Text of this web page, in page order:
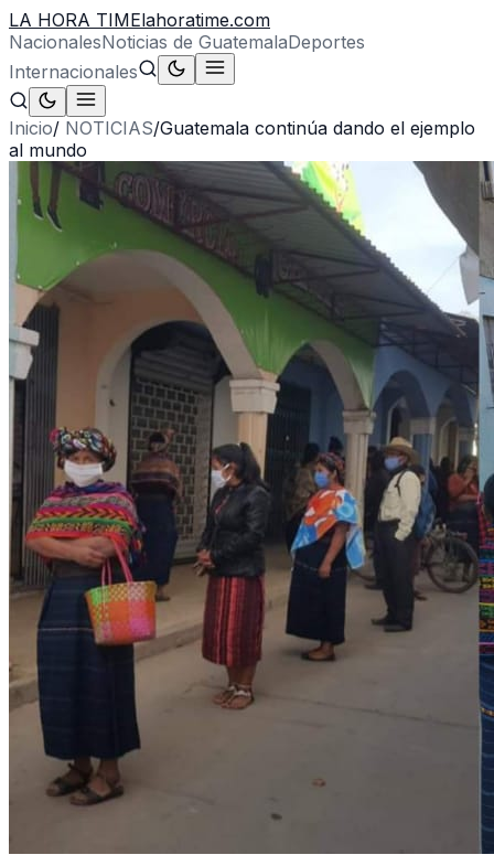
LA HORA TIMElahoratime.com
NacionalesNoticias de GuatemalaDeportes
Internacionales
Inicio/ NOTICIAS/Guatemala continúa dando el ejemplo
al mundo